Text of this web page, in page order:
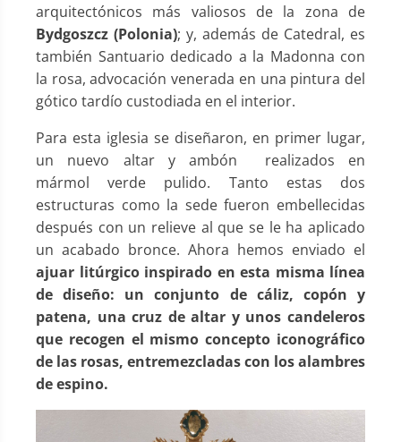
arquitectónicos más valiosos de la zona de
Bydgoszcz (Polonia); y, además de Catedral, es
también Santuario dedicado a la Madonna con
la rosa, advocación venerada en una pintura del
gótico tardío custodiada en el interior.
Para esta iglesia se diseñaron, en primer lugar,
un nuevo altar y ambón realizados en
mármol verde pulido. Tanto estas dos
estructuras como la sede fueron embellecidas
después con un relieve al que se le ha aplicado
un acabado bronce. Ahora hemos enviado el
ajuar litúrgico inspirado en esta misma línea
de diseño: un conjunto de cáliz, copón y
patena, una cruz de altar y unos candeleros
que recogen el mismo concepto iconográfico
de las rosas, entremezcladas con los alambres
de espino.